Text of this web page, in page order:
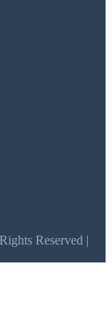
Reserved |